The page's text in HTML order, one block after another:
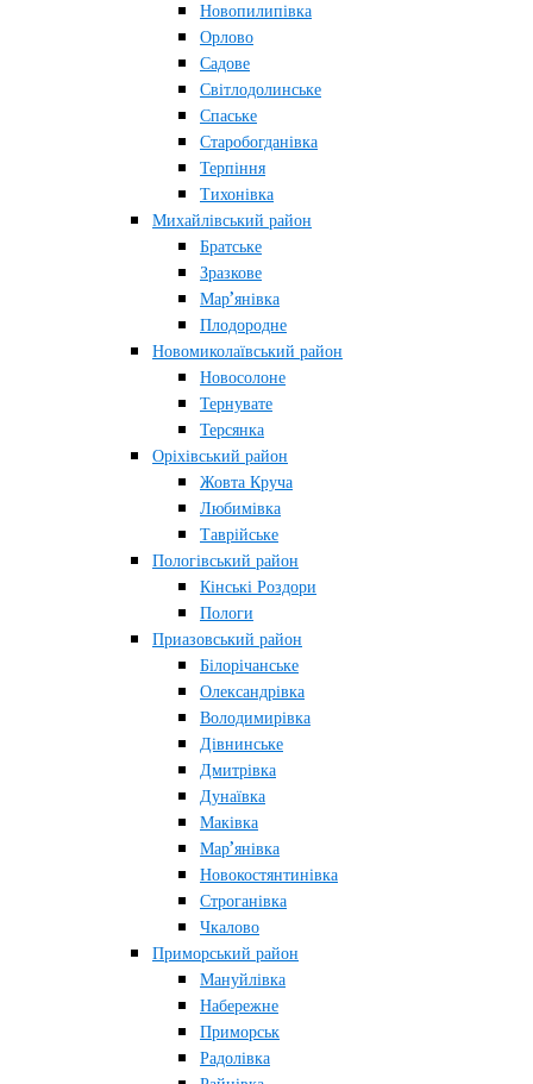
Новопилипівка
Орлово
Садове
Світлодолинське
Спаське
Старобогданівка
Терпіння
Тихонівка
Михайлівський район
Братське
Зразкове
Мар’янівка
Плодородне
Новомиколаївський район
Новосолоне
Тернувате
Терсянка
Оріхівський район
Жовта Круча
Любимівка
Таврійське
Пологівський район
Кінські Роздори
Пологи
Приазовський район
Білорічанське
Олександрівка
Володимирівка
Дівнинське
Дмитрівка
Дунаївка
Маківка
Мар’янівка
Новокостянтинівка
Строганівка
Чкалово
Приморський район
Мануйлівка
Набережне
Приморськ
Радолівка